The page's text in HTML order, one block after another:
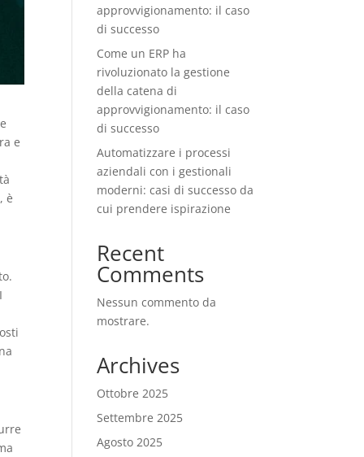
e
è
approvvigionamento: il caso
di successo
Come un ERP ha
rivoluzionato la gestione
della catena di
approvvigionamento: il caso
di successo
Automatizzare i processi
aziendali con i gestionali
moderni: casi di successo da
cui prendere ispirazione
Recent
Comments
Nessun commento da
mostrare.
Archives
Ottobre 2025
Settembre 2025
Agosto 2025